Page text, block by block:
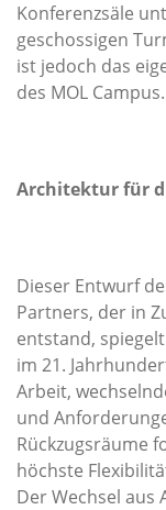
Konferenzsäle
geschossigen
ist jedoch das
des MOL Campus.
Architektur für
Dieser Entwurf
Partners, der in
entstand,
im 21.
Arbeit,
und
Rückzugsräume
höchste
Der Wechsel aus